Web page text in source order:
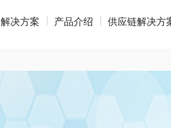
解决方案 产品介绍 供应链解决方